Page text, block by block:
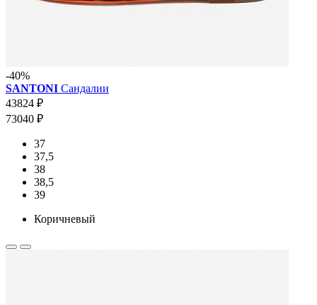
-40%
SANTONI Сандалии
43824 ₽
73040 ₽
37
37,5
38
38,5
39
Коричневый